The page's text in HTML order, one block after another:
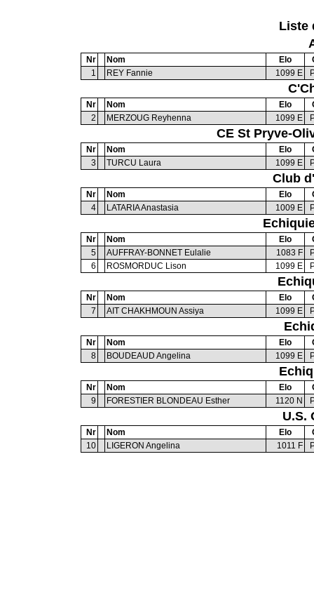
Liste
Nr Nom Elo
1
REY Fannie 1099 E
Nr Nom Elo
2
MERZOUG Reyhenna 1099 E
CE St Pryve-
Nr Nom Elo
3
TURCU Laura 1099 E
Club
Nr Nom Elo
4
LATARIA Anastasia 1009 E
Nr Nom Elo
5
AUFFRAY-BONNET Eulalie 1083 F
6
ROSMORDUC Lison 1099 E
Nr Nom Elo
7
AIT CHAKHMOUN Assiya 1099 E
Nr Nom Elo
8
BOUDEAUD Angelina 1099 E
Nr Nom Elo
9
FORESTIER BLONDEAU Esther 1120 N
U.S.
Nr Nom Elo
10
LIGERON Angelina 1011 F